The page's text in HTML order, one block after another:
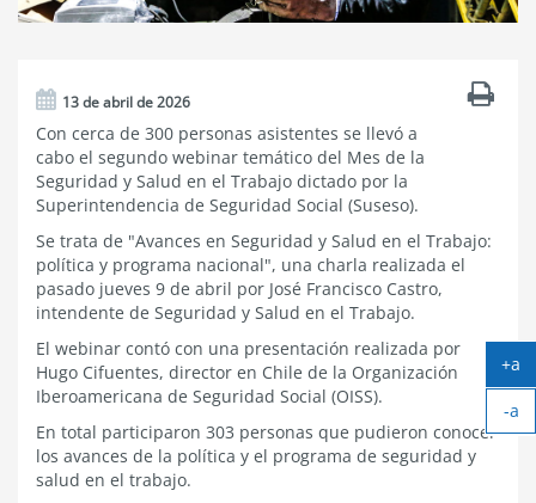
13 de abril de 2026
Con cerca de 300 personas asistentes se llevó a
cabo el segundo webinar temático del Mes de la
Seguridad y Salud en el Trabajo dictado por la
Superintendencia de Seguridad Social (Suseso).
Se trata de "Avances en Seguridad y Salud en el Trabajo:
política y programa nacional", una charla realizada el
pasado jueves 9 de abril por José Francisco Castro,
intendente de Seguridad y Salud en el Trabajo.
El webinar contó con una presentación realizada por
Hugo Cifuentes, director en Chile de la Organización
Iberoamericana de Seguridad Social (OISS).
En total participaron 303 personas que pudieron conocer
los avances de la política y el programa de seguridad y
salud en el trabajo.
+a
-a